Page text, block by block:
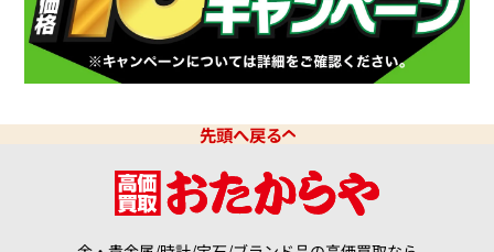
リップ アクアノート
イボリー
格
9日時点の参考買取価格です
パテック フィリップ アクア
ェ 5067A-023
参考買取価格
3,348,000
※2024年3月9日時点の参考買
先頭へ戻る